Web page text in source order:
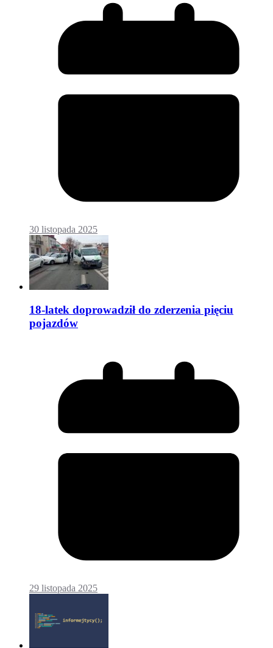
30 listopada 2025
18-latek doprowadził do zderzenia pięciu
pojazdów
29 listopada 2025